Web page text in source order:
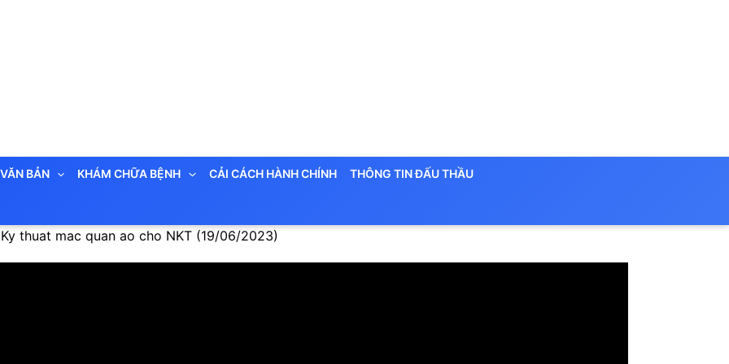
VĂN BẢN KHÁM CHỮA BỆNH CẢI CÁCH HÀNH CHÍNH THÔNG TIN ĐẤU THẦU
thuat mac quan ao cho NKT (19/06/2023)